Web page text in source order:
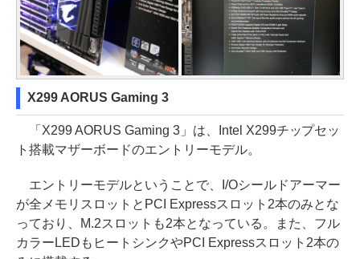
X299 AORUS Gaming 3
「X299 AORUS Gaming 3」は、Intel X299チップセッ
ト搭載マザーボードのエントリーモデル。
エントリーモデルということで、I/Oシールドアーマー
が全メモリスロットとPCI Expressスロット2本のみとな
っており、M.2スロットも2本となっている。また、フル
カラーLEDもヒートシンクやPCI Expressスロット2本の